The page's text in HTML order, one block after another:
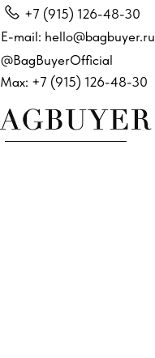
E-mail: hello@bagbuyer.ru
+7 (915) 126-48-30
@BagBuyerOfficial
Max: +7 (915) 126-48-30